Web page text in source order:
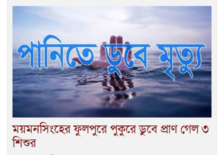
ময়মনসিংহের ফুলপুরে পুকুরে ডুবে প্রাণ গেল ৩
শিশুর